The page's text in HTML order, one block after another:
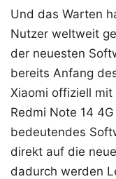
Und das Warten
Nutzer weltweit
der neuesten
bereits Anfang
Xiaomi offiziell
Redmi Note 14
bedeutendes
direkt auf die
dadurch werden